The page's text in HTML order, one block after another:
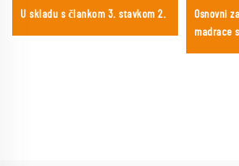
U skladu s člankom 3. stavkom 2.
Osnovni
madrace